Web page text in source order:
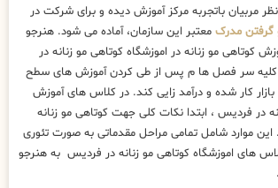
مربیان باتجربه مرکز آموزش دیده و برای شرکت در
گرفتن مدرک معتبر این سازمان، آماده می شود. هنرجو
کوتاهی مو زنانه در اموزشگاه کوتاهی مو زنانه در
کلیه سر فصل ها م پس از طی کردن آموزش های سطح
کار شده و درآمد زایی کند. در کلاس های آموزش
در فردیس ، ابتدا نکات کلی جهت کوتاهی مو زنانه
موارد شامل تمامی مراحل مقدماتی به صورت تئوری
های اموزشگاه کوتاهی مو زنانه در فردیس به هنرجو